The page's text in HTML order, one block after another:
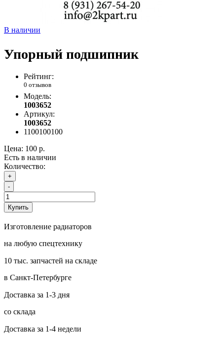
В наличии
Упорный подшипник
Рейтинг:
0 отзывов
Модель:
1003652
Артикул:
1003652
1100100100
Цена: 100 р.
Есть в наличии
Количество:
+
-
Купить
Изготовление радиаторов
на любую спецтехнику
10 тыс. запчастей на складе
в Санкт-Петербурге
Доставка за 1-3 дня
со склада
Доставка за 1-4 недели